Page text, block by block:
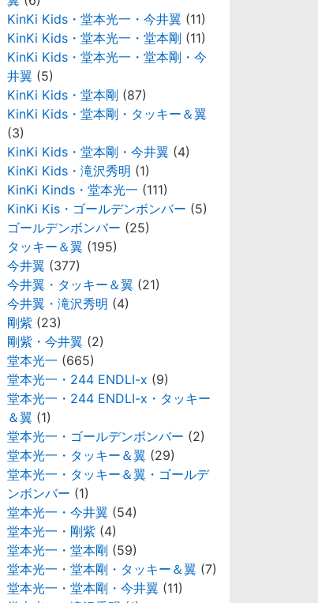
KinKi Kids・堂本光一・今井翼 (11)
KinKi Kids・堂本光一・堂本剛 (11)
KinKi Kids・堂本光一・堂本剛・今
井翼 (5)
KinKi Kids・堂本剛 (87)
KinKi Kids・堂本剛・タッキー＆翼
(3)
KinKi Kids・堂本剛・今井翼 (4)
KinKi Kids・滝沢秀明 (1)
KinKi Kinds・堂本光一 (111)
KinKi Kis・ゴールデンボンバー (5)
ゴールデンボンバー (25)
タッキー＆翼 (195)
今井翼 (377)
今井翼・タッキー＆翼 (21)
今井翼・滝沢秀明 (4)
剛紫 (23)
剛紫・今井翼 (2)
堂本光一 (665)
堂本光一・244 ENDLI-x (9)
堂本光一・244 ENDLI-x・タッキー
＆翼 (1)
堂本光一・ゴールデンボンバー (2)
堂本光一・タッキー＆翼 (29)
堂本光一・タッキー＆翼・ゴールデ
ンボンバー (1)
堂本光一・今井翼 (54)
堂本光一・剛紫 (4)
堂本光一・堂本剛 (59)
堂本光一・堂本剛・タッキー＆翼 (7)
堂本光一・堂本剛・今井翼 (11)